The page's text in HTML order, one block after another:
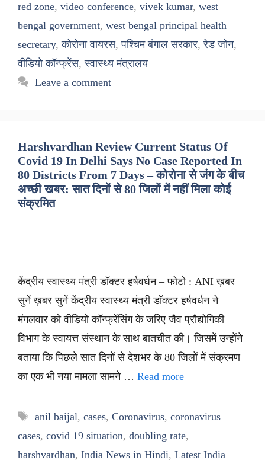
red zone, video conference, vivek kumar, west
bengal government, west bengal principal health
secretary,कोरोना वायरस,पश्चिम बंगाल सरकार,रेड जोन,
वीडियो कॉन्फ्रेंस,स्वास्थ्य मंत्रालय
Leave a comment
Harshvardhan Review Current Status Of
Covid 19 In Delhi Says No Case Reported In
80 Districts From 7 Days – कोरोना से जंग के बीच
अच्छी खबर: सात दिनों से 80 जिलों में नहीं मिला कोई
संक्रमित
केंद्रीय स्वास्थ्य मंत्री डॉक्टर हर्षवर्धन – फोटो : ANI ख़बर
सुनें ख़बर सुनें केंद्रीय स्वास्थ्य मंत्री डॉक्टर हर्षवर्धन ने
मंगलवार को वीडियो कॉन्फ्रेंसिंग के जरिए जैव प्रौद्योगिकी
विभाग के स्वायत्त संस्थान के साथ बातचीत की। जिसमें उन्होंने
बताया कि पिछले सात दिनों से देशभर के 80 जिलों में संक्रमण
का एक भी नया मामला सामने … Read more
Tags
anil baijal, cases, Coronavirus, coronavirus
cases, covid 19 situation, doubling rate,
harshvardhan, India News in Hindi, Latest India